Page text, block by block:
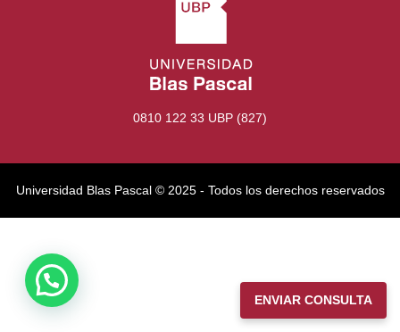
0810 122 33 UBP (827)
Universidad Blas Pascal ©️ 2025 - Todos los derechos reservados
ENVIAR CONSULTA